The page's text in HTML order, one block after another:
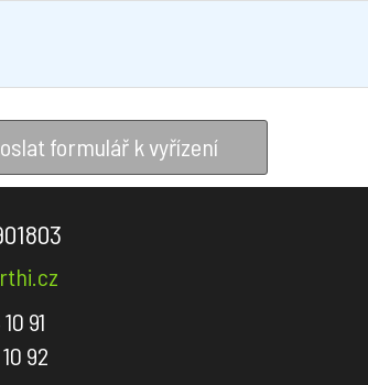
formulář k vyřízení
91
92